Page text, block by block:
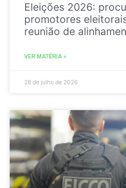
Eleições 2026:
promotores
reunião de
VER MATÉRIA »
28 de julho de 2026